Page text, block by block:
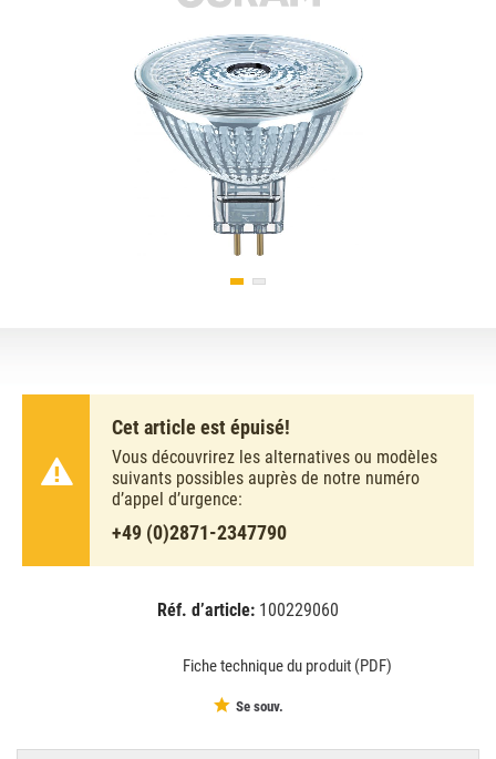
Cet article est épuisé!
Vous découvrirez les alternatives ou modèles
suivants possibles auprès de notre numéro
d’appel d’urgence:
+49 (0)2871-2347790
Réf. d’article: 100229060
Fiche technique du produit (PDF)
Se souv.